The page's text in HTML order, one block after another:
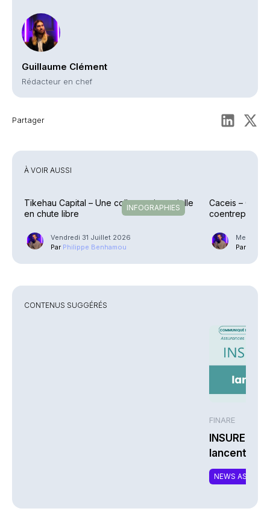
Guillaume Clément
Rédacteur en chef
Partager
À VOIR AUSSI
INFOGRAPHIES
Tikehau Capital – Une collecte trimestrielle
en chute libre
Vendredi 31 Juillet 2026
Par Philippe Benhamou
Caceis –
coentreprise
Mercredi
Par
CONTENUS SUGGÉRÉS
FINARE
INSUREM
lancent
nouvelle
NEWS